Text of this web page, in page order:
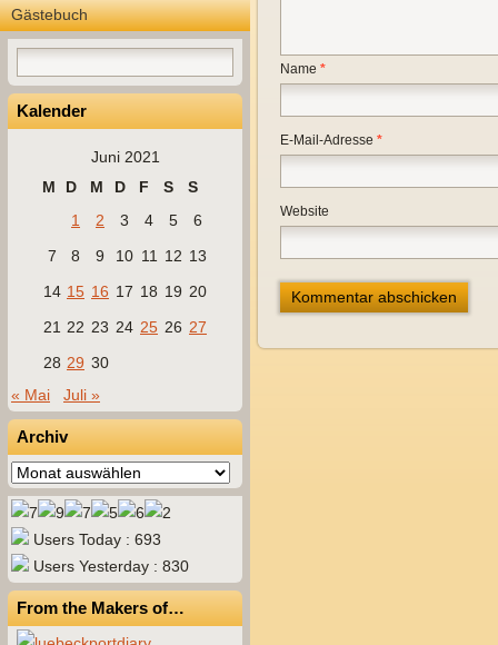
Gästebuch
Kalender
Juni 2021
M
D M D F S
S
1
2 3 4 5
6
7
8 9 10 11 12 13
14 15 16 17 18 19 20
21 22 23 24 25 26 27
28 29 30
« Mai
Juli »
Archiv
Archiv
Users Today : 693
Users Yesterday : 830
From the Makers of…
Name *
E-Mail-Adresse *
Website